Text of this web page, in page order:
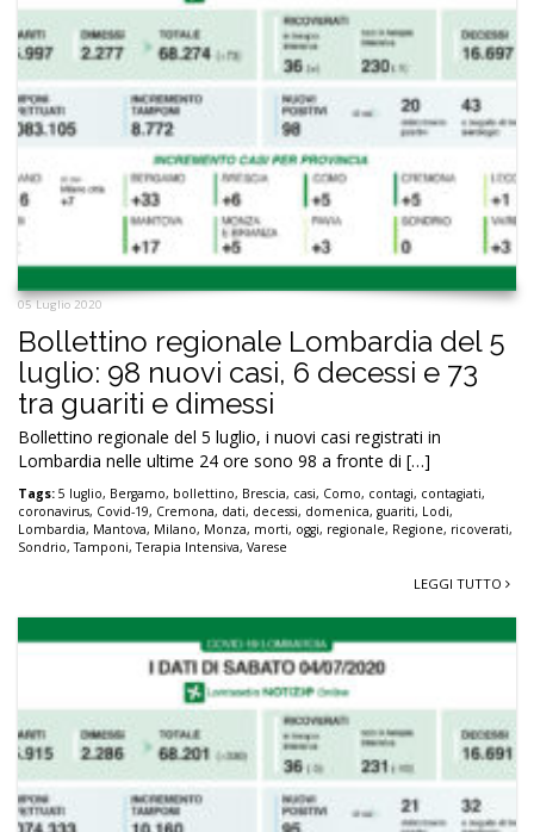
05 Luglio 2020
Bollettino regionale Lombardia del 5
luglio: 98 nuovi casi, 6 decessi e 73
tra guariti e dimessi
Bollettino regionale del 5 luglio, i nuovi casi registrati in
Lombardia nelle ultime 24 ore sono 98 a fronte di […]
Tags: 5 luglio, Bergamo, bollettino, Brescia, casi, Como, contagi, contagiati,
coronavirus, Covid-19, Cremona, dati, decessi, domenica, guariti, Lodi,
Lombardia, Mantova, Milano, Monza, morti, oggi, regionale, Regione, ricoverati,
Sondrio,Tamponi,Terapia Intensiva, Varese
LEGGI TUTTO